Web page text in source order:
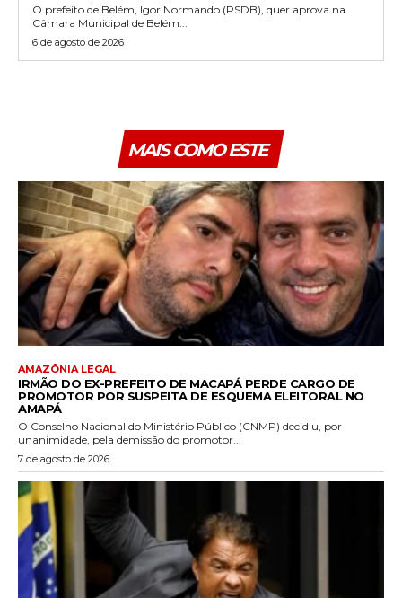
O prefeito de Belém, Igor Normando (PSDB), quer aprova na
Câmara Municipal de Belém...
6 de agosto de 2026
MAIS COMO ESTE
AMAZÔNIA LEGAL
IRMÃO DO EX-PREFEITO DE MACAPÁ PERDE CARGO DE
PROMOTOR POR SUSPEITA DE ESQUEMA ELEITORAL NO
AMAPÁ
O Conselho Nacional do Ministério Público (CNMP) decidiu, por
unanimidade, pela demissão do promotor...
7 de agosto de 2026